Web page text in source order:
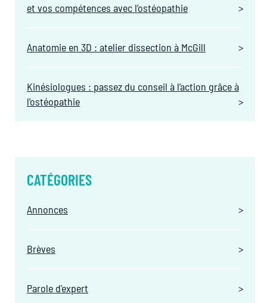
et vos compétences avec l’ostéopathie
Anatomie en 3D : atelier dissection à McGill
Kinésiologues : passez du conseil à l’action grâce à
l’ostéopathie
CATÉGORIES
Annonces
Brèves
Parole d'expert